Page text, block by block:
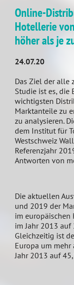
Online-
Hotellerie
höher als je
24.07.20
Das Ziel der alle
Studie ist es, die
wichtigsten
Marktanteile zu
zu analysieren.
dem Institut für
Westschweiz
Referenzjahr
Antworten von
Die aktuellen
und 2019 der
im
im Jahr 2013 auf
Gleichzeitig ist
Europa um
Jahr 2013 auf